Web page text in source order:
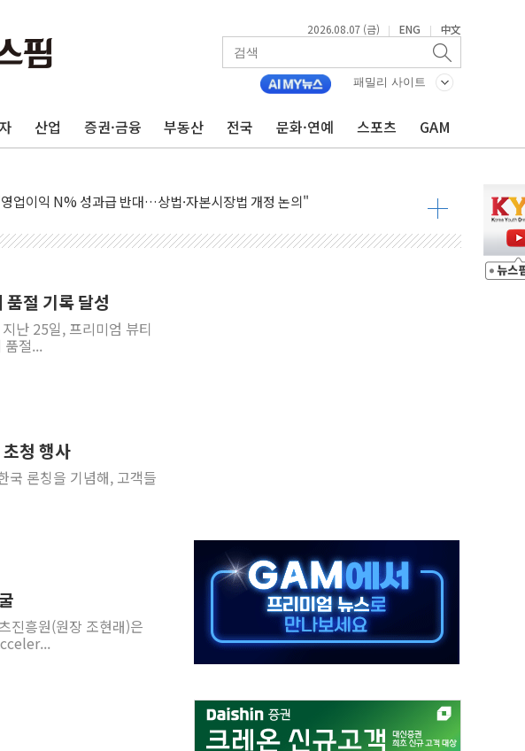
2026.08.07 (금) | ENG | 中文
패밀리 사이트
산업 증권·금융 부동산 전국 문화·연예 스포츠 GAM
리콘밸리서 젠슨 황 재회…로봇·AI 데이터센터·모빌리티 구체화
전 특징주...모더나·아이온큐·도어대시↑ VS 샌디스크·피그마·앱러빈↓
, 미 주가선물 AI주 차익실현 속 혼조세...웨스턴디지털·샌디스크↓
거리 탄도미사일 발사에 긴급 안보 점검회의
드론으로 우크라 민간인 '사파리' 공격… 시민들 공포감 극대화 전략
수 하락 속 'DGC' 임시 주총 기대감에 홀로 상한가…마진 잔액은 사상 최고
설 80주년…지역과 함께하는 '선봉'의 대민 봉사
동해로 단거리 탄도미사일 1발 발사… 올해 10번째·42일 만 도발
술, 중남미 콜롬비아에 새 안보 위기… 반군·마약카르텔이 습득해 전투 활용
기지 누출, 백린 아닌 무해한 표면 부식 물질"
리업체서 불 2시간30여분만에 진화...외국인 노동자 숨져
'불금전파, 송정' 시즌2
보 11일째…온열질환·가축 피해 최소화 '총력 대응'
절 기록 달성
난 25일, 프리미엄 뷰티
품절...
청 행사
국 론칭을 기념해, 고객들
진흥원(원장 조현래)은